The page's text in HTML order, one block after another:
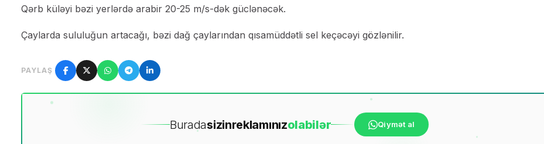
Qərb küləyi bəzi yerlərdə arabir 20-25 m/s-dək güclənəcək.
Çaylarda sululuğun artacağı, bəzi dağ çaylarından qısamüddətli sel keçəcəyi gözlənilir.
PAYLAŞ
Buradasizinreklamınızolabilər Qiymət al